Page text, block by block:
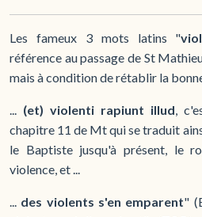
Les fameux 3 mots latins "
référence au passage de St
mais à condition de rétablir la
... (et) violenti rapiunt illud,
chapitre 11 de Mt qui se traduit
le Baptiste jusqu'à présent, le
violence, et ...
... des violents s'en emparent"